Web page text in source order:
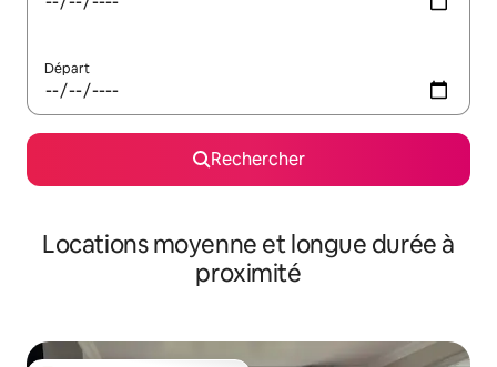
Départ
Rechercher
Locations moyenne et longue durée à
proximité